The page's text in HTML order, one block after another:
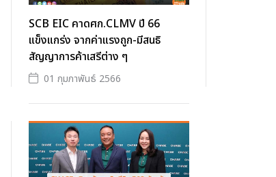
SCB EIC คาดศก.CLMV ปี 66
แข็งแกร่ง จากค่าแรงถูก-มีสนธิ
สัญญาการค้าเสรีต่าง ๆ
01 กุมภาพันธ์ 2566